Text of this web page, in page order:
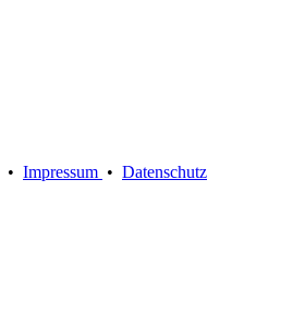
• Impressum • Datenschutz